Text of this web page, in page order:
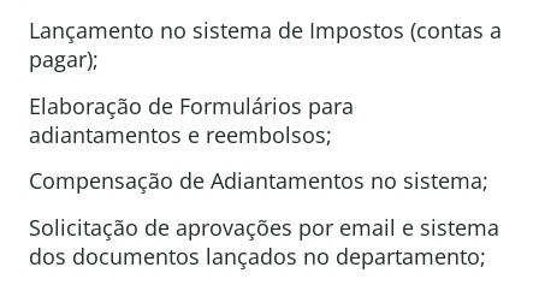
Lançamento no sistema de Impostos (contas a
pagar);
Elaboração de Formulários para
adiantamentos e reembolsos;
Compensação de Adiantamentos no sistema;
Solicitação de aprovações por email e sistema
dos documentos lançados no departamento;